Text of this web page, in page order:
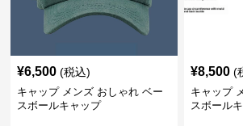
¥6,500 (税込)
キャップ メンズ おしゃれ ベー
スボールキャップ
¥8,500 (
キャップ
スボール